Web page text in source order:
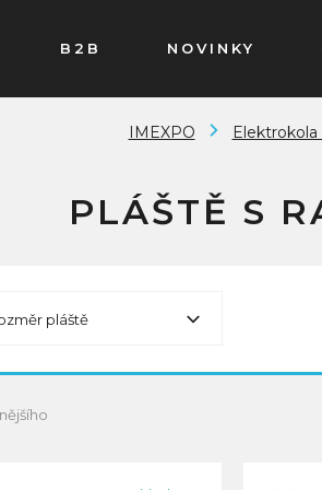
B2B NOVINKY
IMEXPO
PLÁŠTĚ S
pláště